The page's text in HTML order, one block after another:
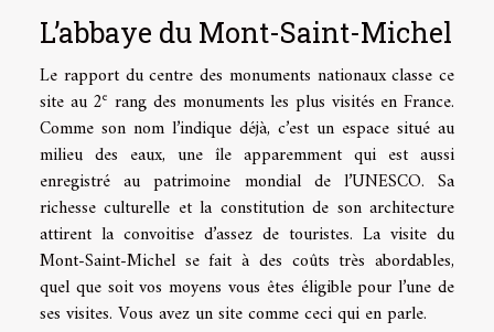
L’abbaye du Mont-Saint-Michel
Le rapport du centre des monuments nationaux classe ce
site au 2e rang des monuments les plus visités en France.
Comme son nom l’indique déjà, c’est un espace situé au
milieu des eaux, une île apparemment qui est aussi
enregistré au patrimoine mondial de l’UNESCO. Sa
richesse culturelle et la constitution de son architecture
attirent la convoitise d’assez de touristes. La visite du
Mont-Saint-Michel se fait à des coûts très abordables,
quel que soit vos moyens vous êtes éligible pour l’une de
ses visites. Vous avez un site commececiqui en parle.